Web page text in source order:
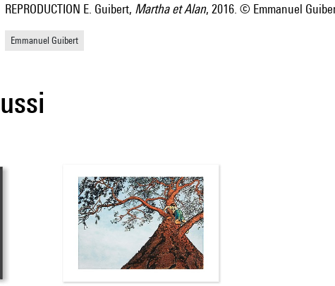
REPRODUCTION E. Guibert, Martha et Alan, 2016. © Emmanuel
Emmanuel Guibert